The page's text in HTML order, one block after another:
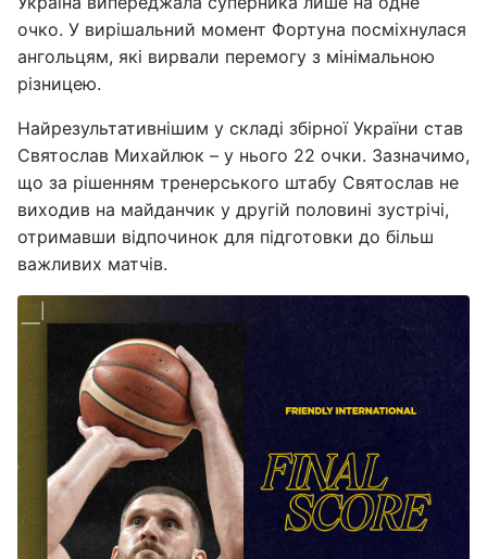
очко. У вирішальний момент Фортуна посміхнулася
ангольцям, які вирвали перемогу з мінімальною
різницею.
Найрезультативнішим у складі збірної України став
Святослав Михайлюк – у нього 22 очки. Зазначимо,
що за рішенням тренерського штабу Святослав не
виходив на майданчик у другій половині зустрічі,
отримавши відпочинок для підготовки до більш
важливих матчів.